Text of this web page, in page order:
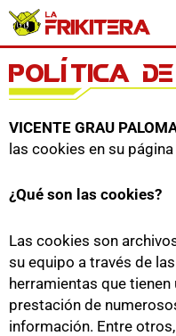
contenido
POLÍTICA
VICENTE GRAU
las cookies en su
¿Qué son las cookies?
Las cookies son
su equipo a través de
herramientas que tienen
prestación de
información. Entre